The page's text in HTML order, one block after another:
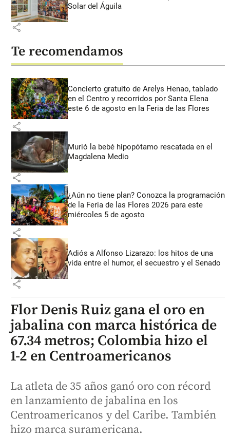
Solar del Águila
share
Te recomendamos
Concierto gratuito de Arelys Henao, tablado
en el Centro y recorridos por Santa Elena
este 6 de agosto en la Feria de las Flores
share
Murió la bebé hipopótamo rescatada en el
Magdalena Medio
share
¿Aún no tiene plan? Conozca la programación
de la Feria de las Flores 2026 para este
miércoles 5 de agosto
share
Adiós a Alfonso Lizarazo: los hitos de una
vida entre el humor, el secuestro y el Senado
share
Flor Denis Ruiz gana el oro en
jabalina con marca histórica de
67.34 metros; Colombia hizo el
1-2 en Centroamericanos
La atleta de 35 años ganó oro con récord
en lanzamiento de jabalina en los
Centroamericanos y del Caribe. También
hizo marca suramericana.